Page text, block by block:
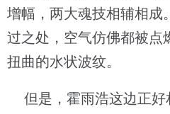
增幅，两大魂技相辅相成
过之处，空气仿佛都被点
扭曲的水状波纹。
但是，霍雨浩这边正好